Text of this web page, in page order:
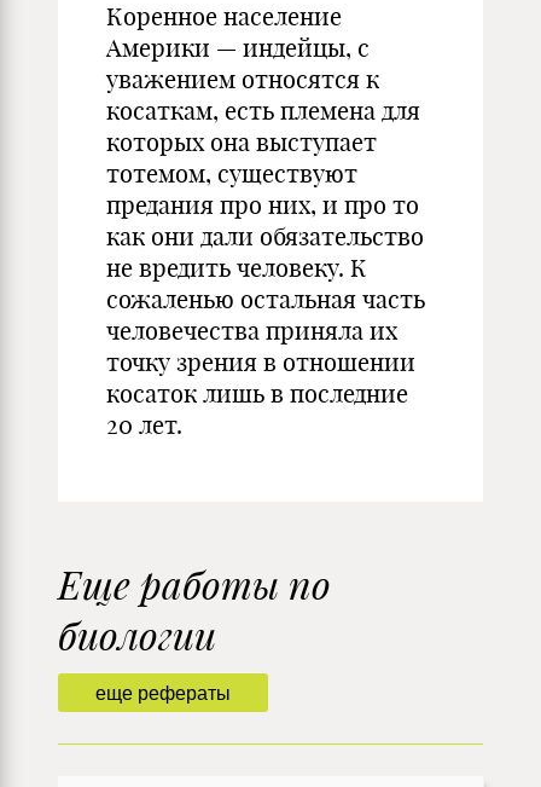
Коренное население
Америки — индейцы, с
уважением относятся к
косаткам, есть племена для
которых она выступает
тотемом, существуют
предания про них, и про то
как они дали обязательство
не вредить человеку. К
сожаленью остальная часть
человечества приняла их
точку зрения в отношении
косаток лишь в последние
20 лет.
еще рефераты
Еще работы по
биологии